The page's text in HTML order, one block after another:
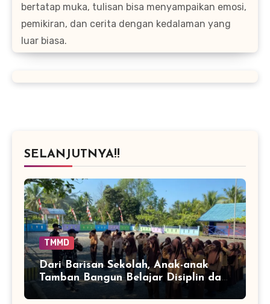
bertatap muka, tulisan bisa menyampaikan emosi,
pemikiran, dan cerita dengan kedalaman yang
luar biasa.
SELANJUTNYA!!
TMMD
Dari Barisan Sekolah, Anak-anak
Tamban Bangun Belajar Disiplin dan
Percaya Diri